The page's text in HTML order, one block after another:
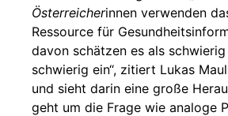
Österreicherinnen verwenden
Ressource für
davon schätzen es als
schwierig ein“, zitiert Lukas
und sieht darin eine große
geht um die Frage wie analoge